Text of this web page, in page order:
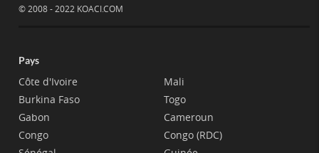
© 2008 - 2022 KOACI.COM
Pays
Côte d'Ivoire
Burkina Faso
Gabon
Congo
Mali
Togo
Cameroun
Congo (RDC)